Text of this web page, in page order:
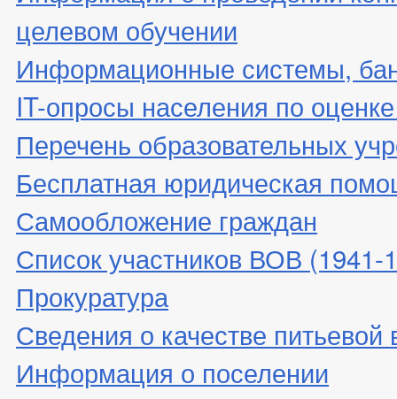
целевом обучении
Информационные системы,
IT-опросы населения по
Перечень образовательных
Бесплатная юридическая
Самообложение граждан
Список участников ВОВ (1941-
Прокуратура
Сведения о качестве питьевой
Информация о поселении